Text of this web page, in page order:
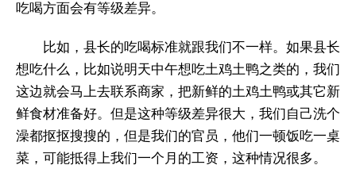
吃喝方面会有等级差异。
比如，县长的吃喝标准就跟我们不一样。如果县长
想吃什么，比如说明天中午想吃土鸡土鸭之类的，我们
这边就会马上去联系商家，把新鲜的土鸡土鸭或其它新
鲜食材准备好。但是这种等级差异很大，我们自己洗个
澡都抠抠搜搜的，但是我们的官员，他们一顿饭吃一桌
菜，可能抵得上我们一个月的工资，这种情况很多。